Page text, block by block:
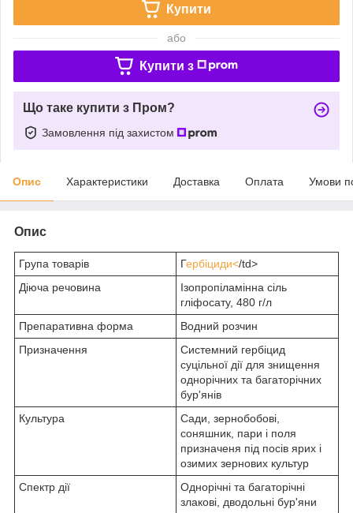
Купити
або
Купити з
Що таке купити з Пром?
Замовлення під захистом
Опис Характеристики Доставка Оплата Умови
Опис
Група товарів Гербіциди</td>
Діюча речовина
Ізопропіламінна сіль
гліфосату, 480 г/л
Препаративна форма
Водний розчин
Призначення
Системний гербіцид
суцільної дії для знищення
однорічних та багаторічних
бур'янів
Культура
Сади, зернобобові,
соняшник, пари і поля
призначеня під посів ярих і
озимих зернових культур
Спектр дії
Однорічні та багаторічні
злакові, дводольні бур'яни